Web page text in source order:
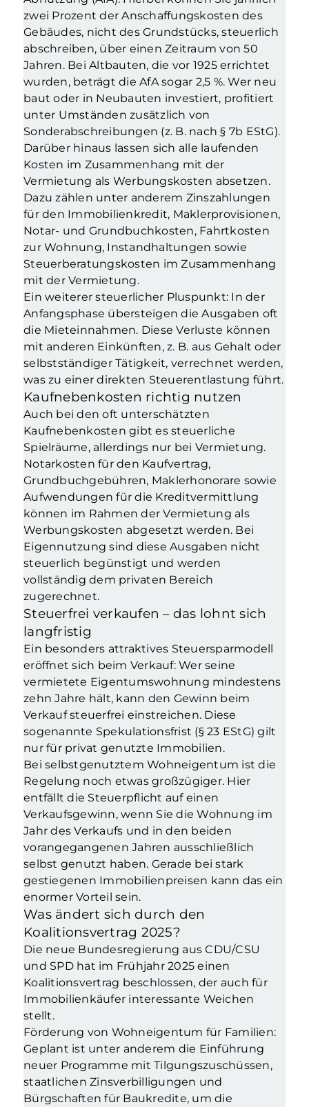
zwei Prozent der Anschaffungskosten des
Gebäudes, nicht des Grundstücks, steuerlich
abschreiben, über einen Zeitraum von 50
Jahren. Bei Altbauten, die vor 1925 errichtet
wurden, beträgt die AfA sogar 2,5 %. Wer neu
baut oder in Neubauten investiert, profitiert
unter Umständen zusätzlich von
Sonderabschreibungen (z. B. nach § 7b EStG).
Darüber hinaus lassen sich alle laufenden
Kosten im Zusammenhang mit der
Vermietung als Werbungskosten absetzen.
Dazu zählen unter anderem Zinszahlungen
für den Immobilienkredit, Maklerprovisionen,
Notar- und Grundbuchkosten, Fahrtkosten
zur Wohnung, Instandhaltungen sowie
Steuerberatungskosten im Zusammenhang
mit der Vermietung.
Ein weiterer steuerlicher Pluspunkt: In der
Anfangsphase übersteigen die Ausgaben oft
die Mieteinnahmen. Diese Verluste können
mit anderen Einkünften, z. B. aus Gehalt oder
selbstständiger Tätigkeit, verrechnet werden,
was zu einer direkten Steuerentlastung führt.
Kaufnebenkosten richtig nutzen
Auch bei den oft unterschätzten
Kaufnebenkosten gibt es steuerliche
Spielräume, allerdings nur bei Vermietung.
Notarkosten für den Kaufvertrag,
Grundbuchgebühren, Maklerhonorare sowie
Aufwendungen für die Kreditvermittlung
können im Rahmen der Vermietung als
Werbungskosten abgesetzt werden. Bei
Eigennutzung sind diese Ausgaben nicht
steuerlich begünstigt und werden
vollständig dem privaten Bereich
zugerechnet.
Steuerfrei verkaufen – das lohnt sich
langfristig
Ein besonders attraktives Steuersparmodell
eröffnet sich beim Verkauf: Wer seine
vermietete Eigentumswohnung mindestens
zehn Jahre hält, kann den Gewinn beim
Verkauf steuerfrei einstreichen. Diese
sogenannte Spekulationsfrist (§ 23 EStG) gilt
nur für privat genutzte Immobilien.
Bei selbstgenutztem Wohneigentum ist die
Regelung noch etwas großzügiger. Hier
entfällt die Steuerpflicht auf einen
Verkaufsgewinn, wenn Sie die Wohnung im
Jahr des Verkaufs und in den beiden
vorangegangenen Jahren ausschließlich
selbst genutzt haben. Gerade bei stark
gestiegenen Immobilienpreisen kann das ein
enormer Vorteil sein.
Was ändert sich durch den
Koalitionsvertrag 2025?
Die neue Bundesregierung aus CDU/CSU
und SPD hat im Frühjahr 2025 einen
Koalitionsvertrag beschlossen, der auch für
Immobilienkäufer interessante Weichen
stellt.
Förderung von Wohneigentum für Familien:
Geplant ist unter anderem die Einführung
neuer Programme mit Tilgungszuschüssen,
staatlichen Zinsverbilligungen und
Bürgschaften für Baukredite, um die